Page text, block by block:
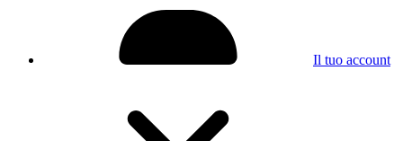
Il tuo account